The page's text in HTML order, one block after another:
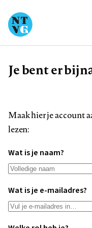
Kruimelpad
Je bent er
Maak hier je account
lezen:
Wat is je naam?
Wat is je e-mailadres?